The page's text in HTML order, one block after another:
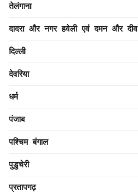
तेलंगाना
दादरा और नगर हवेली एवं दमन और दीव
दिल्ली
देवरिया
धर्म
पंजाब
पश्चिम बंगाल
पुडुचेरी
प्रतापगढ़